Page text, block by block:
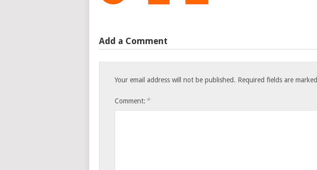
Add a Comment
Your email address will not be published. Required fields are marked
Comment: *